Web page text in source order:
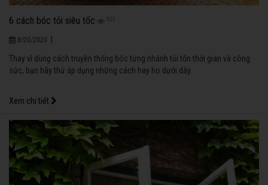
6 cách bóc tỏi siêu tốc 925
8/20/2020
Thay vì dùng cách truyền thống bóc từng nhánh tỏi tốn thời gian và công
sức, bạn hãy thử áp dụng những cách hay ho dưới dây.
Xem chi tiết